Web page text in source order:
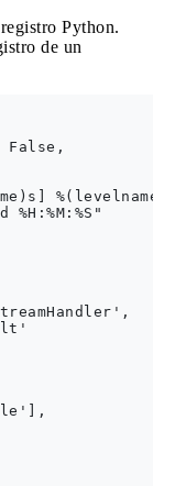
Python.
de un
False,
%H:%M:%S"